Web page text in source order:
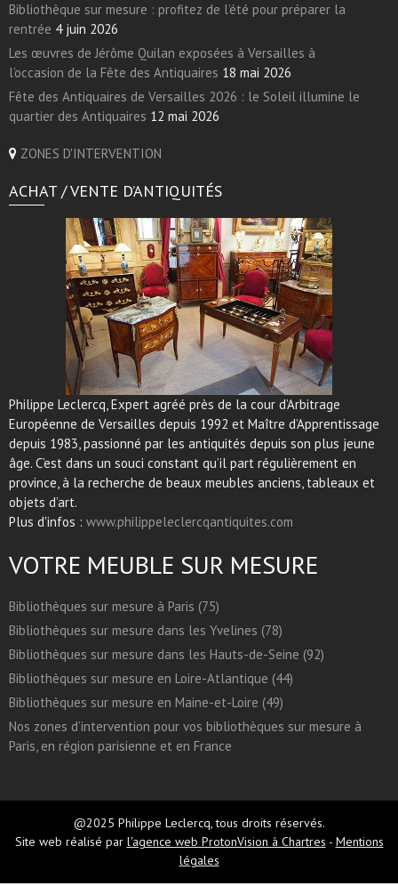
Bibliothèque sur mesure : profitez de l’été pour préparer la
rentrée 4 juin 2026
Les œuvres de Jérôme Quilan exposées à Versailles à
l’occasion de la Fête des Antiquaires 18 mai 2026
Fête des Antiquaires de Versailles 2026 : le Soleil illumine le
quartier des Antiquaires 12 mai 2026
ZONES D'INTERVENTION
ACHAT / VENTE D’ANTIQUITÉS
Philippe Leclercq, Expert agréé près de la cour d’Arbitrage
Européenne de Versailles depuis 1992 et Maître d’Apprentissage
depuis 1983, passionné par les antiquités depuis son plus jeune
âge. C’est dans un souci constant qu’il part régulièrement en
province, à la recherche de beaux meubles anciens, tableaux et
objets d’art.
Plus d'infos : www.philippeleclercqantiquites.com
VOTRE MEUBLE SUR MESURE
Bibliothèques sur mesure à Paris (75)
Bibliothèques sur mesure dans les Yvelines (78)
Bibliothèques sur mesure dans les Hauts-de-Seine (92)
Bibliothèques sur mesure en Loire-Atlantique (44)
Bibliothèques sur mesure en Maine-et-Loire (49)
Nos zones d’intervention pour vos bibliothèques sur mesure à
Paris, en région parisienne et en France
@2025 Philippe Leclercq, tous droits réservés.
Site web réalisé par l'agence web ProtonVision à Chartres - Mentions
légales